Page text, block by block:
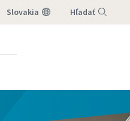
Slovakia Hľadať